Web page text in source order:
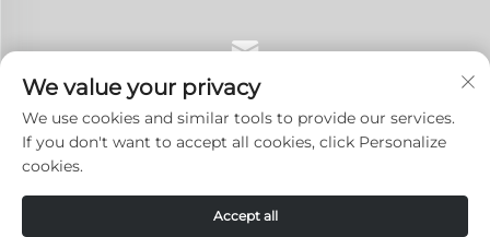
[email protected]
Copyright © 2024 Shenzhen LANJI Tech Co., Ltd. Tutti i
Informativa sulla privacy
We value your privacy
We use cookies and similar tools to provide our services.
If you don't want to accept all cookies, click Personalize
cookies.
Accept all